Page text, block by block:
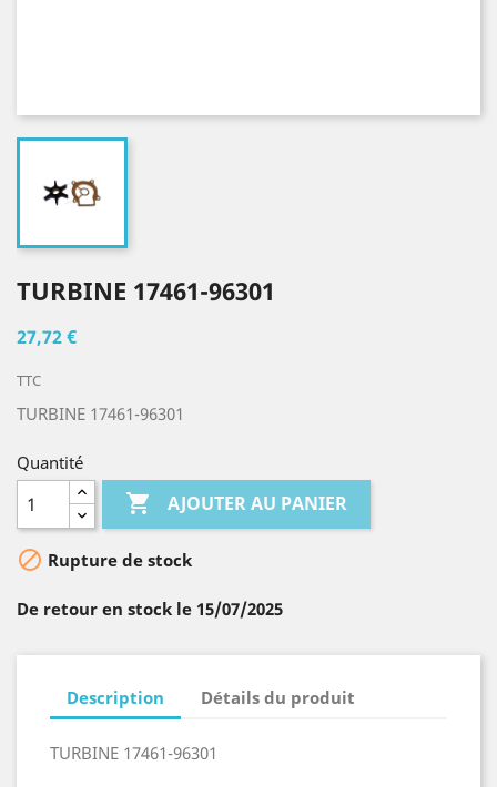
TURBINE 17461-96301
27,72 €
TTC
TURBINE 17461-96301
Quantité
 AJOUTER AU PANIER
 Rupture de stock
De retour en stock le 15/07/2025
Description Détails du produit
TURBINE 17461-96301